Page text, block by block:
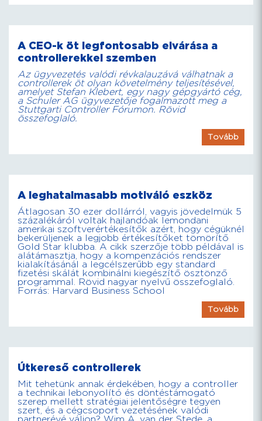
A CEO-k öt legfontosabb elvárása a
controllerekkel szemben
Az ügyvezetés valódi révkalauzává válhatnak a
controllerek öt olyan követelmény teljesítésével,
amelyet Stefan Klebert, egy nagy gépgyártó cég,
a Schuler AG ügyvezetője fogalmazott meg a
Stuttgarti Controller Fórumon. Rövid
összefoglaló.
Tovább
A leghatalmasabb motiváló eszköz
Átlagosan 30 ezer dollárról, vagyis jövedelmük 5
százalékáról voltak hajlandóak lemondani
amerikai szoftverértékesítők azért, hogy cégüknél
bekerüljenek a legjobb értékesítőket tömörítő
Gold Star klubba. A cikk szerzője több példával is
alátámasztja, hogy a kompenzációs rendszer
kialakításánál a legcélszerűbb egy standard
fizetési skálát kombinálni kiegészítő ösztönző
programmal. Rövid nagyar nyelvű összefoglaló.
Forrás: Harvard Business School
Tovább
Útkereső controllerek
Mit tehetünk annak érdekében, hogy a controller
a technikai lebonyolító és döntéstámogató
szerep mellett stratégiai jelentőségre tegyen
szert, és a cégcsoport vezetésének valódi